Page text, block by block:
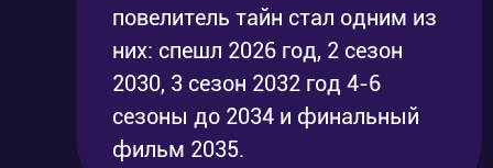
повелитель тайн стал одним из
них: спешл 2026 год, 2 сезон
2030, 3 сезон 2032 год 4-6
сезоны до 2034 и финальный
фильм 2035.